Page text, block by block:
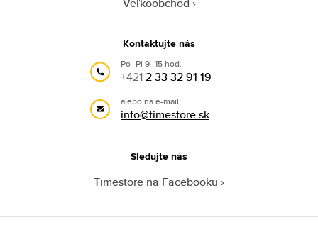
Veľkoobchod
Kontaktujte nás
Po–Pi 9–15 hod.
+4212 33 32 91 19
alebo na e-mail:
info@timestore.sk
Sledujte nás
Timestore na Facebooku